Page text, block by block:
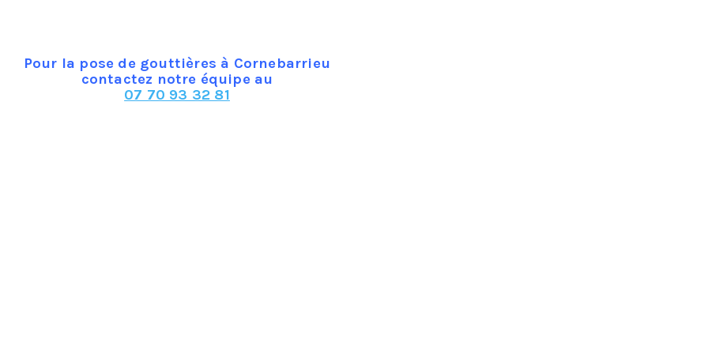
Pour la pose de gouttières à Cornebarrieu
contactez notre équipe au
07 70 93 32 81